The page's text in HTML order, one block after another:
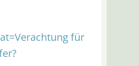
für